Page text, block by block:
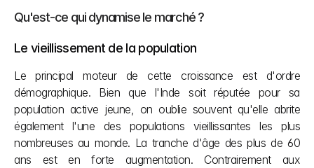
Qu'est-ce qui dynamise le marché ?
Le vieillissement de la population
Le principal moteur de cette croissance est d'ordre
démographique. Bien que l'Inde soit réputée pour sa
population active jeune, on oublie souvent qu'elle abrite
également l'une des populations vieillissantes les plus
nombreuses au monde. La tranche d'âge des plus de 60
ans est en forte augmentation. Contrairement aux